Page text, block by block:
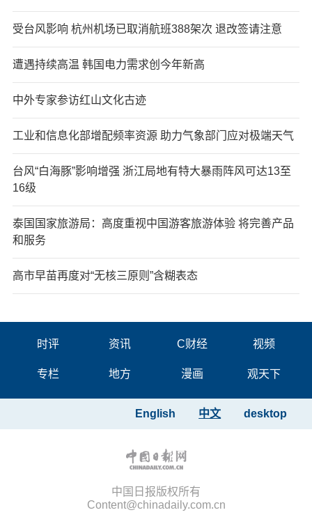
受台风影响 杭州机场已取消航班388架次 退改签请注意
遭遇持续高温 韩国电力需求创今年新高
中外专家参访红山文化古迹
工业和信息化部增配频率资源 助力气象部门应对极端天气
台风“白海豚”影响增强 浙江局地有特大暴雨阵风可达13至
16级
泰国国家旅游局：高度重视中国游客旅游体验 将完善产品
和服务
高市早苗再度对“无核三原则”含糊表态
时评 资讯 C财经 视频
专栏 地方 漫画 观天下
desktop
中文
English
中国日报版权所有
Content@chinadaily.com.cn